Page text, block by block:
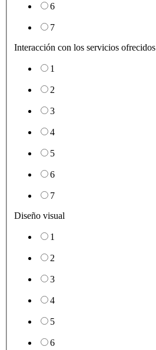
6
7
Interacción con los servicios ofrecidos
1
2
3
4
5
6
7
Diseño visual
1
2
3
4
5
6